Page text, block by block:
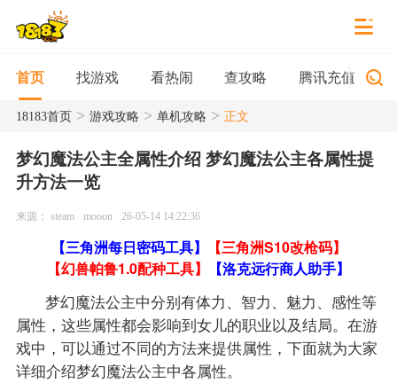
首页 找游戏 看热闹 查攻略 腾讯充值
18183首页> 游戏攻略 > 单机攻略 > 正文
梦幻魔法公主全属性介绍 梦幻魔法公主各属性提
升方法一览
来源： steam mooon 26-05-14 14:22:36
【三角洲每日密码工具】
【三角洲S10改枪码】
【幻兽帕鲁1.0配种工具】
【洛克远行商人助手】
梦幻魔法公主中分别有体力、智力、魅力、感性等
属性，这些属性都会影响到女儿的职业以及结局。在游
戏中，可以通过不同的方法来提供属性，下面就为大家
详细介绍梦幻魔法公主中各属性。